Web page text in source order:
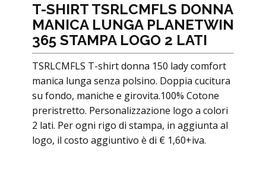
T-SHIRT TSRLCMFLS DONNA
MANICA LUNGA PLANETWIN
365 STAMPA LOGO 2 LATI
TSRLCMFLS T-shirt donna 150 lady comfort
manica lunga senza polsino. Doppia cucitura
su fondo, maniche e girovita.100% Cotone
preristretto. Personalizzazione logo a colori
2 lati. Per ogni rigo di stampa, in aggiunta al
logo, il costo aggiuntivo è di € 1,60+iva.